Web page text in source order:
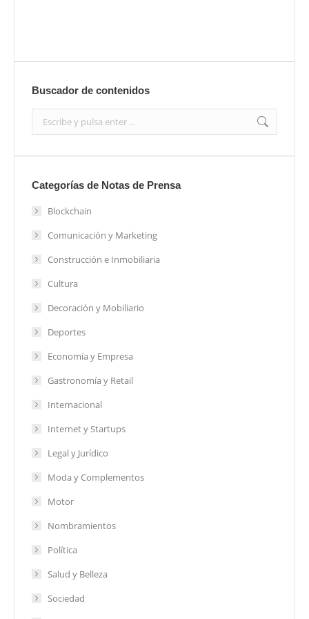
Buscador de contenidos
Categorías de Notas de Prensa
Blockchain
Comunicación y Marketing
Construcción e Inmobiliaria
Cultura
Decoración y Mobiliario
Deportes
Economía y Empresa
Gastronomía y Retail
Internacional
Internet y Startups
Legal y Jurídico
Moda y Complementos
Motor
Nombramientos
Política
Salud y Belleza
Sociedad